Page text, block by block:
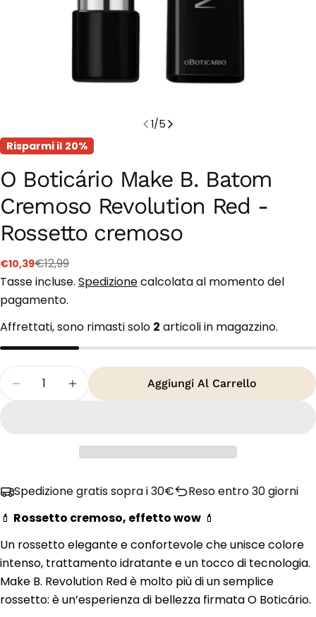
1/5
Risparmi il 20%
O Boticário Make B. Batom
Cremoso Revolution Red -
Rossetto cremoso
Prezzo
di
€10,39
Prezzo
regolare
€12,99
Tasse incluse. Spedizionecalcolata al momento del
pagamento.
Affrettati, sono rimasti solo 2 articoli in magazzino.
Quantità
Diminuisci La Quantità Per O Boticário Make
Aumenta La Quantità Per O Boticário
Aggiungi Al Carrello
Spedizione gratis sopra i 30€
Reso entro 30 giorni
💄 Rossetto cremoso, effetto wow 💄
Un rossetto elegante e confortevole che unisce colore
intenso, trattamento idratante e un tocco di tecnologia.
Make B. Revolution Red è molto più di un semplice
rossetto: è un’esperienza di bellezza firmata O Boticário.